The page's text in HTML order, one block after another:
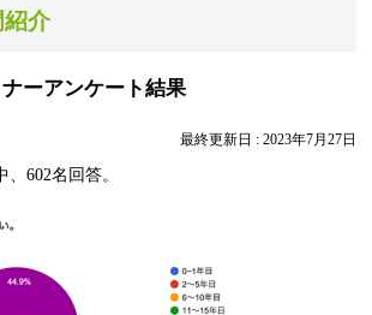
紹介
ーアンケート結果
最終更新日 : 2023年7月27日
602名回答。